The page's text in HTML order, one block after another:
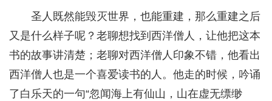
圣人既然能毁灭世界，也能重建，那么重建之后
又是什么样子呢？老聊想找到西洋僧人，让他把这本
书的故事讲清楚；老聊对西洋僧人印象不错，他看出
西洋僧人也是一个喜爱读书的人。他走的时候，吟诵
了白乐天的一句“忽闻海上有仙山，山在虚无缥缈